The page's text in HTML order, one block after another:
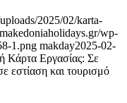
2025/02/karta-
wp-
1.png makday2025-02-
Κάρτα Εργασίας: Σε
εστίαση και τουρισμό